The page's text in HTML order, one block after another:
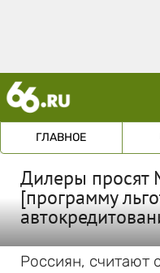
ГЛАВНОЕ
Дилеры просят
[программу
Россиян, считают